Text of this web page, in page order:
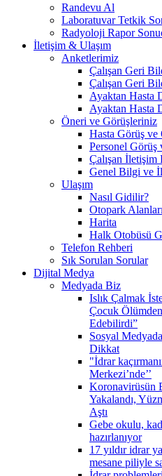
Randevu Al
Laboratuvar Tetkik
Radyoloji Rapor
İletişim & Ulaşım
Anketlerimiz
Çalışan Geri
Çalışan Geri
Ayaktan Hasta
Ayaktan Hasta
Öneri ve Görüşleriniz
Hasta Görüş ve
Personel Görüş
Çalışan İletişim
Genel Bilgi ve
Ulaşım
Nasıl Gidilir?
Otopark Alanları
Harita
Halk Otobüsü
Telefon Rehberi
Sık Sorulan Sorular
Dijital Medya
Medyada Biz
Islık Çalmak
Çocuk
Edebilirdi”
Sosyal
Dikkat
"İdrar
Merkezi’nde’’
Koronavirüsün
Yakalandı,
Aştı
Gebe okulu,
hazırlanıyor
17 yıldır idrar
mesane piliyle